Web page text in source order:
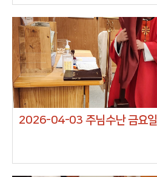
2026-04-03 주님수난 금요일